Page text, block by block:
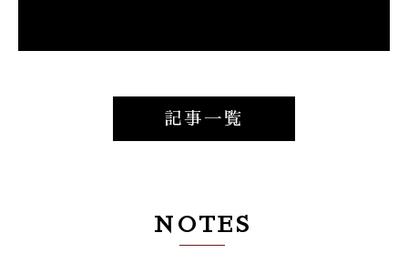
記事一覧
NOTES